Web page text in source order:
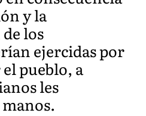
y la
los
ejercidas por
pueblo, a
les